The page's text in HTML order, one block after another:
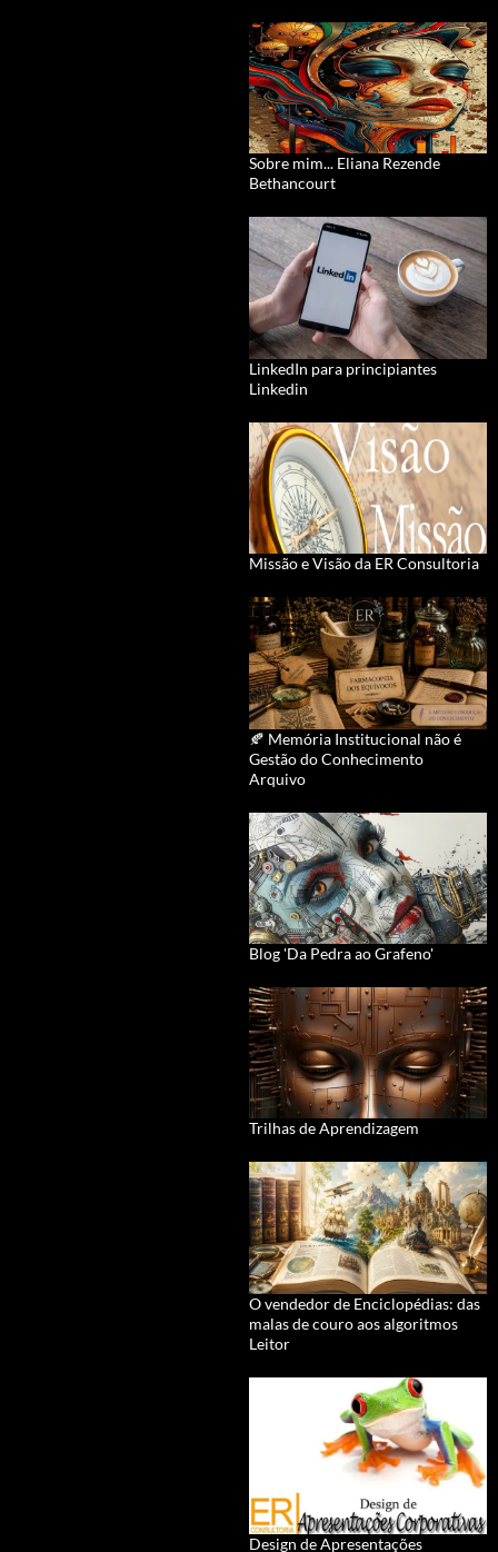
Sobre mim... Eliana Rezende
Bethancourt
LinkedIn para principiantes
Linkedin
Missão e Visão da ER Consultoria
🍂 Memória Institucional não é
Gestão do Conhecimento
Arquivo
Blog 'Da Pedra ao Grafeno'
Trilhas de Aprendizagem
O vendedor de Enciclopédias: das
malas de couro aos algoritmos
Leitor
Design de Apresentações